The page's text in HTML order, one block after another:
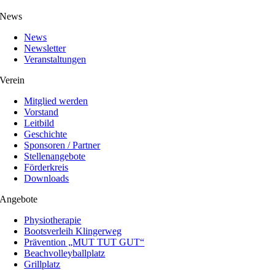
News
News
Newsletter
Veranstaltungen
Verein
Mitglied werden
Vorstand
Leitbild
Geschichte
Sponsoren / Partner
Stellenangebote
Förderkreis
Downloads
Angebote
Physiotherapie
Bootsverleih Klingerweg
Prävention „MUT TUT GUT“
Beachvolleyballplatz
Grillplatz